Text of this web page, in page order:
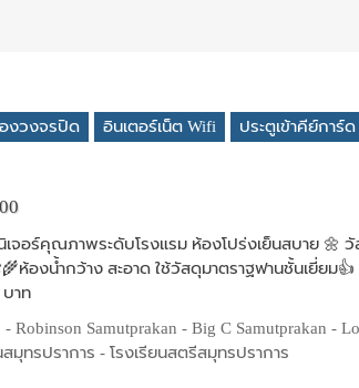
งวงจรปิด อินเตอร์เน็ต Wifi
ประตูเข้าคีย์การ์ด
จอร์คุณภาพระดับโรงแรม ห้องโปร่งเย็นสบาย 🌼
องน้ำกว้าง สะอาด ใช้วัสดุมาตราฐฟานชั้นเยี่ยม
บาท
Samutprakan - Big C Samutprakan -
มุทรปราการ - โรงเรียนสตรีสมุทรปราการ